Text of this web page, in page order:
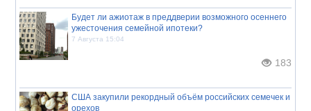
Будет ли ажиотаж в преддверии возможного осеннего
ужесточения семейной ипотеки?
7 Августа 15:04
183
США закупили рекордный объём российских семечек и
орехов